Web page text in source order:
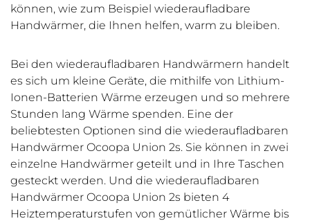
können, wie zum Beispiel wiederaufladbare
Handwärmer, die Ihnen helfen, warm zu bleiben.
Bei den wiederaufladbaren Handwärmern handelt
es sich um kleine Geräte, die mithilfe von Lithium-
Ionen-Batterien Wärme erzeugen und so mehrere
Stunden lang Wärme spenden. Eine der
beliebtesten Optionen sind die wiederaufladbaren
Handwärmer Ocoopa Union 2s. Sie können in zwei
einzelne Handwärmer geteilt und in Ihre Taschen
gesteckt werden. Und die wiederaufladbaren
Handwärmer Ocoopa Union 2s bieten 4
Heiztemperaturstufen von gemütlicher Wärme bis